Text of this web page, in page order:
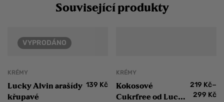
Související produkty
VYPRODÁNO
KRÉMY
Lucky Alvin arašídy
křupavé
139 Kč
KRÉMY
Kokosové
Cukrfree od Lucky
219 Kč–
299 Kč